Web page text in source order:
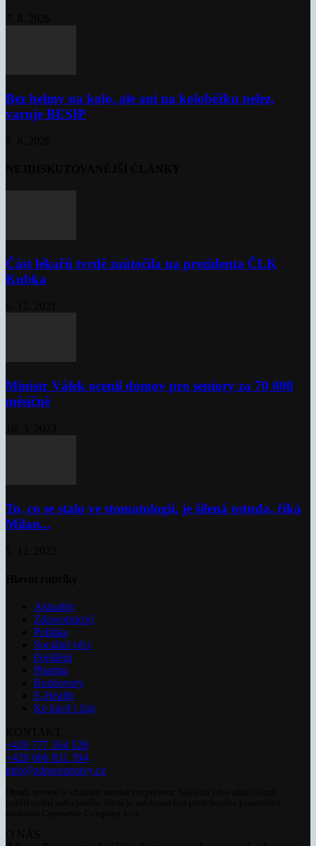
Bez helmy na kolo, ale ani na koloběžku nelez,
varuje BESIP
Část lékařů tvrdě zaútočila na prezidenta ČLK
Kubka
Ministr Válek ocenil domov pro seniory za 70 000
měsíčně
To, co se stalo ve stomatologii, je šílená ostuda, říká
Milan...
Aktuality
Zdravotnictví
Politika
Sociální věci
Pojištění
Pharma
Rozhovory
E-Health
Ke kávě i čaji
+420 777 264 528
+420 606 831 394
info@zdravezpravy.cz